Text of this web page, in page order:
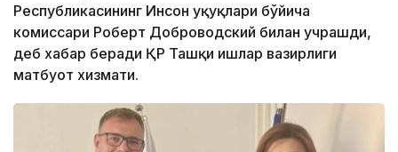
Республикасининг Инсон ҳуқуқлари бўйича
комиссари Роберт Доброводский билан учрашди,
деб хабар беради ҚР Ташқи ишлар вазирлиги
матбуот хизмати.